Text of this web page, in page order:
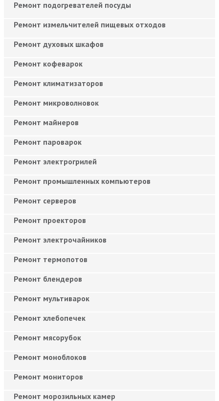
Ремонт подогревателей посуды
Ремонт измельчителей пищевых отходов
Ремонт духовых шкафов
Ремонт кофеварок
Ремонт климатизаторов
Ремонт микроволновок
Ремонт майнеров
Ремонт пароварок
Ремонт электрогрилей
Ремонт промышленных компьютеров
Ремонт серверов
Ремонт проекторов
Ремонт электрочайников
Ремонт термопотов
Ремонт блендеров
Ремонт мультиварок
Ремонт хлебопечек
Ремонт мясорубок
Ремонт моноблоков
Ремонт мониторов
Ремонт морозильных камер